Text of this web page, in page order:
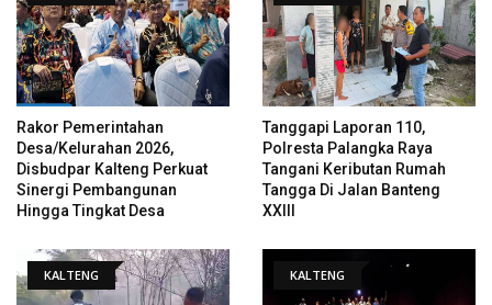
Rakor Pemerintahan
Desa/Kelurahan 2026,
Disbudpar Kalteng Perkuat
Sinergi Pembangunan
Hingga Tingkat Desa
Tanggapi Laporan 110,
Polresta Palangka Raya
Tangani Keributan Rumah
Tangga Di Jalan Banteng
XXIII
KALTENG KALTENG